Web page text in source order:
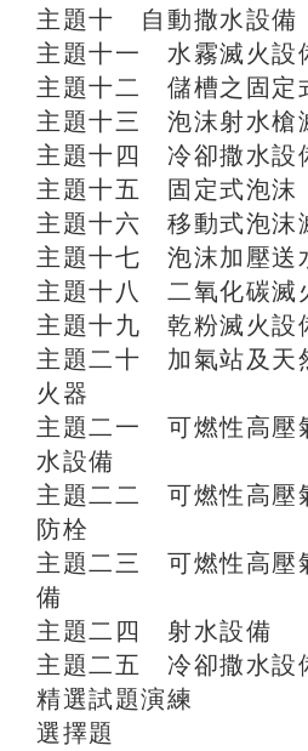
主題十 自動撒水設備
主題十一 水霧滅火設
主題十二 儲槽之固定
主題十三 泡沫射水槍
主題十四 冷卻撒水設
主題十五 固定式泡沫
主題十六 移動式泡沫
主題十七 泡沫加壓送
主題十八 二氧化碳滅
主題十九 乾粉滅火設
主題二十 加氣站及天
火器
主題二一 可燃性高壓
水設備
主題二二 可燃性高壓
防栓
主題二三 可燃性高壓
備
主題二四 射水設備
主題二五 冷卻撒水設
精選試題演練
選擇題